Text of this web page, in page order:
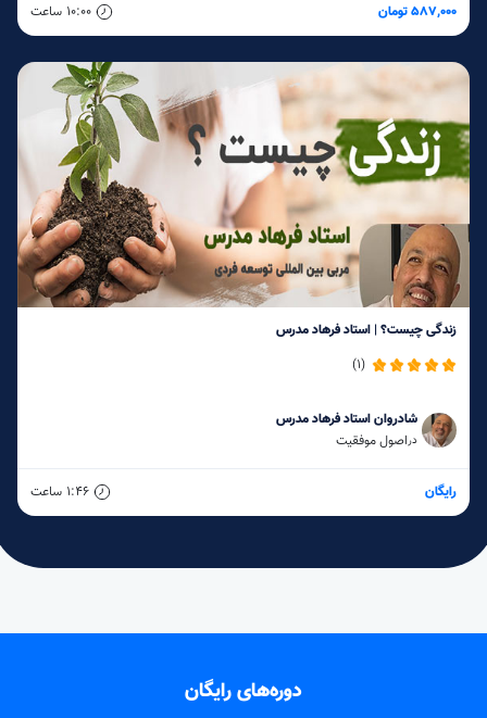
587,000 تومان 10:00 ساعت
زندگی چیست؟ | استاد فرهاد مدرس
(1)
شادروان استاد فرهاد مدرس
در اصول موفقیت
رایگان 1:46 ساعت
دوره‌های رایگان